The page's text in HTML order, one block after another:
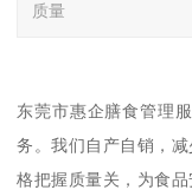
质量
东莞市惠企膳食管理
务。我们自产自销，
格把握质量关，为食品